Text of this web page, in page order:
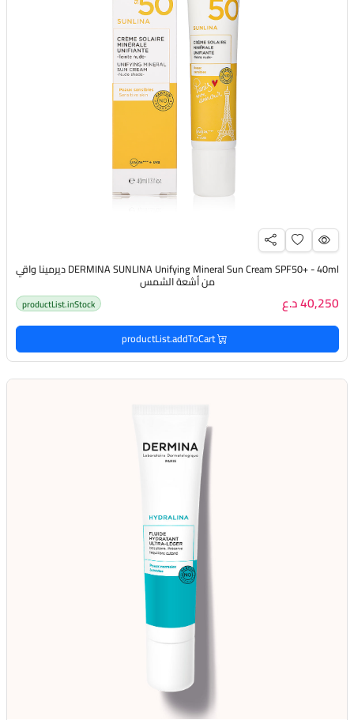
DERMINA SUNLINA Unifying Mineral Sun Cream SPF50+ - 40ml ديرمينا واقي
من أشعة الشمس
40,250 د.ع productList.inStock
productList.addToCart